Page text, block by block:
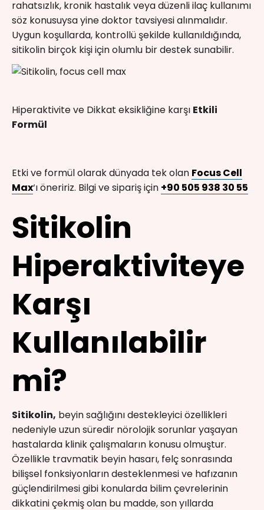
rahatsızlık, kronik hastalık veya düzenli ilaç kullanımı
söz konusuysa yine doktor tavsiyesi alınmalıdır.
Uygun koşullarda, kontrollü şekilde kullanıldığında,
sitikolin birçok kişi için olumlu bir destek sunabilir.
Hiperaktivite ve Dikkat eksikliğine karşı Etkili
Formül
Etki ve formül olarak dünyada tek olan Focus Cell
Max‘ı öneririz. Bilgi ve sipariş için +90 505 938 30 55
Sitikolin
Hiperaktiviteye
Karşı
Kullanılabilir
mi?
Sitikolin, beyin sağlığını destekleyici özellikleri
nedeniyle uzun süredir nörolojik sorunlar yaşayan
hastalarda klinik çalışmaların konusu olmuştur.
Özellikle travmatik beyin hasarı, felç sonrasında
bilişsel fonksiyonların desteklenmesi ve hafızanın
güçlendirilmesi gibi konularda bilim çevrelerinin
dikkatini çekmiş olan bu madde, son yıllarda